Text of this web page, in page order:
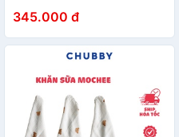
345.000 đ